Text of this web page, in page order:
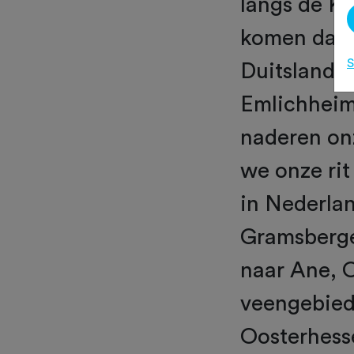
langs de
komen
Duitsland.
naderen
we onze
in
naar Ane,